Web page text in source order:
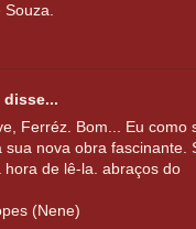
Souza.
disse...
Ferréz. Bom... Eu como
sua nova obra fascinante.
hora de lê-la. abraços do
(Nene)